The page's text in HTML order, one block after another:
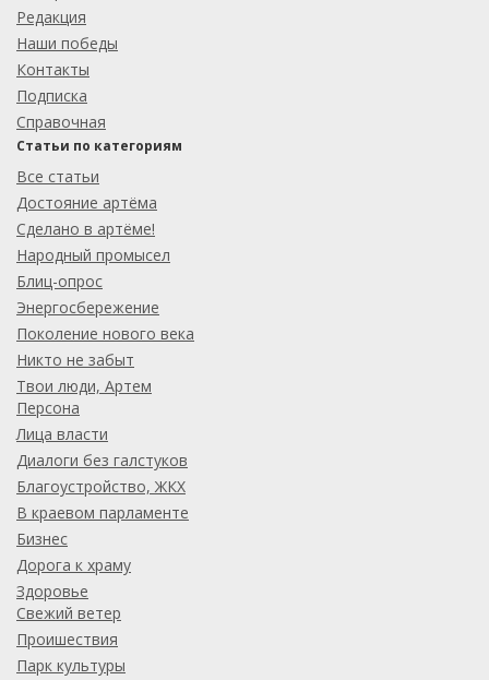
Редакция
Наши победы
Контакты
Подписка
Справочная
Статьи по категориям
Все статьи
Достояние артёма
Сделано в артёме!
Народный промысел
Блиц-опрос
Энергосбережение
Поколение нового века
Никто не забыт
Твои люди, Артем
Персона
Лица власти
Диалоги без галстуков
Благоустройство, ЖКХ
В краевом парламенте
Бизнес
Дорога к храму
Здоровье
Свежий ветер
Проишествия
Парк культуры